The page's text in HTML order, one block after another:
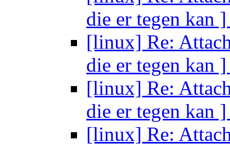
die er tegen kan
[linux] Re:
die er tegen kan
[linux] Re:
die er tegen kan
[linux] Re: